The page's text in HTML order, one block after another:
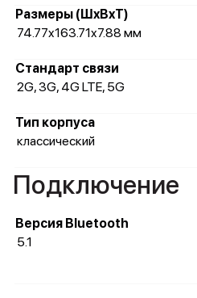
Размеры (ШxВxТ)
74.77x163.71x7.88 мм
Стандарт связи
2G, 3G, 4G LTE, 5G
Тип корпуса
классический
Подключение
Версия Bluetooth
5.1